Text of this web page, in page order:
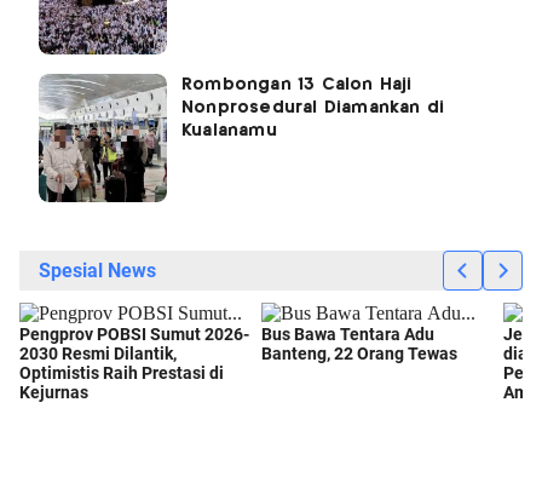
Rombongan 13 Calon Haji
Nonprosedural Diamankan di
Kualanamu